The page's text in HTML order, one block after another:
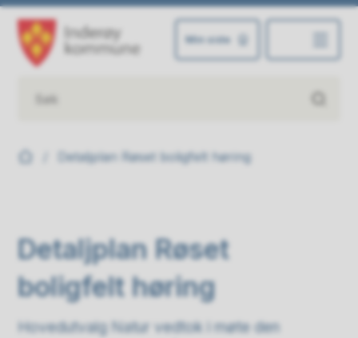
Min side
Du er her:Detaljplan Røset boligfelt høring
Detaljplan Røset
boligfelt høring
Hovedutvalg Natur vedtok i møte den